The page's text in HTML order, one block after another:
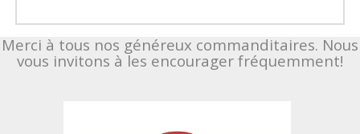
Merci à tous nos généreux commanditaires. Nous
vous invitons à les encourager fréquemment!